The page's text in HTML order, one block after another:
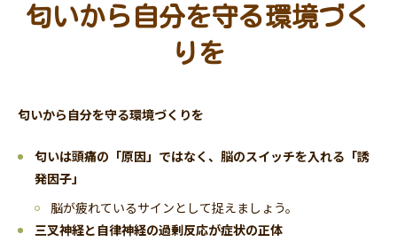
匂いから自分を守る環境づく
りを
匂いから自分を守る環境づくりを
匂いは頭痛の「原因」ではなく、脳のスイッチを入れる「誘
発因子」
脳が疲れているサインとして捉えましょう。
三叉神経と自律神経の過剰反応が症状の正体